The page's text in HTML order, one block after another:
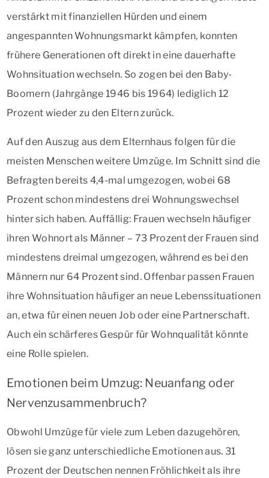
verstärkt mit finanziellen Hürden und einem
angespannten Wohnungsmarkt kämpfen, konnten
frühere Generationen oft direkt in eine dauerhafte
Wohnsituation wechseln. So zogen bei den Baby-
Boomern (Jahrgänge 1946 bis 1964) lediglich 12
Prozent wieder zu den Eltern zurück.
Auf den Auszug aus dem Elternhaus folgen für die
meisten Menschen weitere Umzüge. Im Schnitt sind die
Befragten bereits 4,4-mal umgezogen, wobei 68
Prozent schon mindestens drei Wohnungswechsel
hinter sich haben. Auffällig: Frauen wechseln häufiger
ihren Wohnort als Männer – 73 Prozent der Frauen sind
mindestens dreimal umgezogen, während es bei den
Männern nur 64 Prozent sind. Offenbar passen Frauen
ihre Wohnsituation häufiger an neue Lebenssituationen
an, etwa für einen neuen Job oder eine Partnerschaft.
Auch ein schärferes Gespür für Wohnqualität könnte
eine Rolle spielen.
Emotionen beim Umzug: Neuanfang oder
Nervenzusammenbruch?
Obwohl Umzüge für viele zum Leben dazugehören,
lösen sie ganz unterschiedliche Emotionen aus. 31
Prozent der Deutschen nennen Fröhlichkeit als ihre